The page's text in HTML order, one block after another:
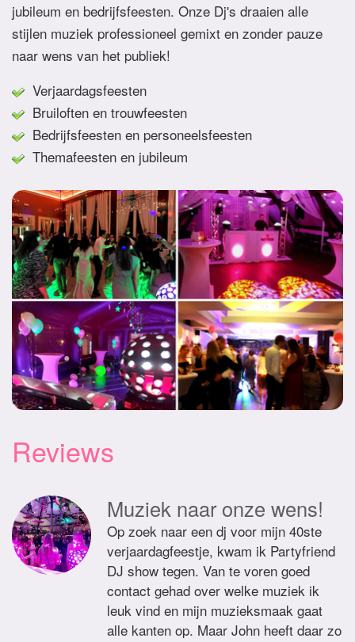
jubileum en bedrijfsfeesten. Onze Dj's draaien alle
stijlen muziek professioneel gemixt en zonder pauze
naar wens van het publiek!
Verjaardagsfeesten
Bruiloften en trouwfeesten
Bedrijfsfeesten en personeelsfeesten
Themafeesten en jubileum
Reviews
Muziek naar onze wens!
Op zoek naar een dj voor mijn 40ste
verjaardagfeestje, kwam ik Partyfriend
DJ show tegen. Van te voren goed
contact gehad over welke muziek ik
leuk vind en mijn muzieksmaak gaat
alle kanten op. Maar John heeft daar zo